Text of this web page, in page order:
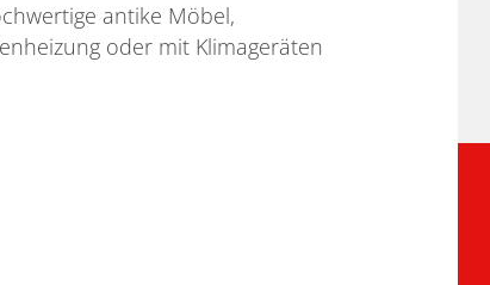
antike Möbel,
oder mit Klimageräten